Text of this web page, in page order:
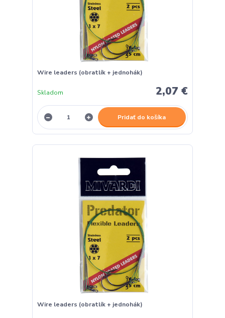
Wire leaders (obratlík + jednohák)
2,07 €
Skladom
Pridať do košíka
Wire leaders (obratlík + jednohák)